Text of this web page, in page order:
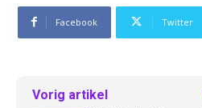
Facebook Twitter
Vorig artikel